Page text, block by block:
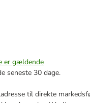
er gældende
seneste 30 dage.
til direkte